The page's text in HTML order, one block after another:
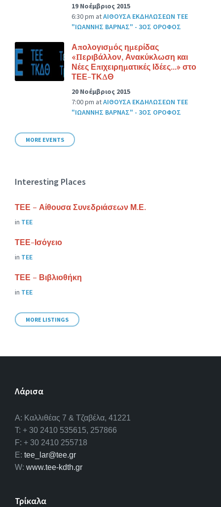
19 Νοέμβριος 2015
6:30 pm atΑΙΘΟΥΣΑ ΕΚΔΗΛΩΣΕΩΝ ΤΕΕ
"ΙΩΑΝΝΗΣ ΒΑΡΝΑΣ" - 3ΟΣ ΟΡΟΦΟΣ
Απολογισμός ημερίδας
«Περιβάλλον, Ανακύκλωση και
Νέες Επιχειρηματικές Ιδέες…» στο
ΤΕΕ-ΤΚΔΘ
20 Νοέμβριος 2015
7:00 pm atΑΙΘΟΥΣΑ ΕΚΔΗΛΩΣΕΩΝ ΤΕΕ
"ΙΩΑΝΝΗΣ ΒΑΡΝΑΣ" - 3ΟΣ ΟΡΟΦΟΣ
MORE EVENTS
Interesting Places
ΤΕΕ – Αίθουσα Συνεδριάσεων Μ.Ε.
in ΤΕΕ
ΤΕΕ-Ισόγειο
in ΤΕΕ
ΤΕΕ – Βιβλιοθήκη
in ΤΕΕ
MORE LISTINGS
Λάρισα
A: Καλλιθέας 7 & Τζαβέλα, 41221
T: + 30 2410 535615, 257866
F: + 30 2410 255718
E: tee_lar@tee.gr
W: www.tee-kdth.gr
Τρίκαλα